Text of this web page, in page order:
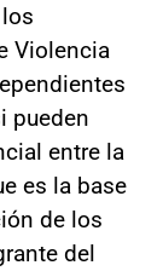
los
Violencia
pueden
entre la
es la base
de los
del